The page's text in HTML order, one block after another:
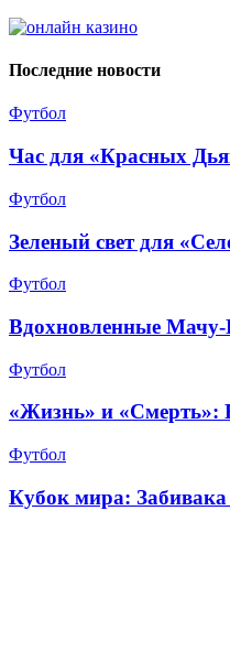
Последние новости
Футбол
Час для «Красных
Футбол
Зеленый свет для
Футбол
Вдохновленные
Футбол
«Жизнь» и «Смерть»:
Футбол
Кубок мира: Забивака